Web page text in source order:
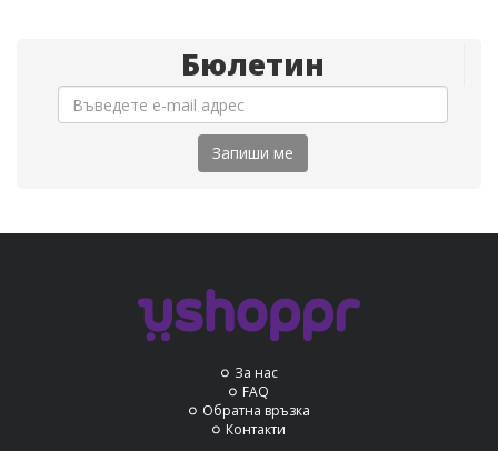
Бюлетин
Запиши ме
За нас
FAQ
Обратна връзка
Контакти